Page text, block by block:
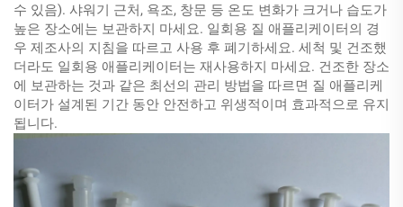
수 있음). 샤워기 근처, 욕조, 창문 등 온도 변화가 크거나 습도가
높은 장소에는 보관하지 마세요. 일회용 질 애플리케이터의 경
우 제조사의 지침을 따르고 사용 후 폐기하세요. 세척 및 건조했
더라도 일회용 애플리케이터는 재사용하지 마세요. 건조한 장소
에 보관하는 것과 같은 최선의 관리 방법을 따르면 질 애플리케
이터가 설계된 기간 동안 안전하고 위생적이며 효과적으로 유지
됩니다.